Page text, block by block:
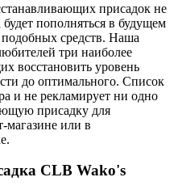
присадок не
пополняться в будущем
средств. Наша
три наиболее
восстановить уровень
до оптимального. Список
и не рекламирует ни одно
присадку для
магазине или в
CLB Wako's